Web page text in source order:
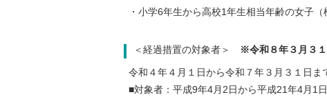
・小学6年生から高校1年生相当年齢の女子（
＜経過措置の対象者＞ ※令和８年３月３１
令和４年４月１日から令和７年３月３１日ま
■対象者：平成9年4月2日から平成21年4月1